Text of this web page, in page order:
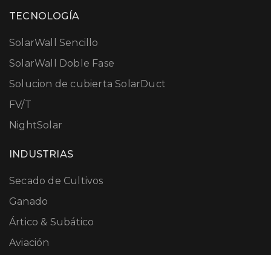
TECNOLOGÍA
SolarWall Sencillo
SolarWall Doble Fase
Solucion de cubierta SolarDuct
FV/T
NightSolar
INDUSTRIAS
Secado de Cultivos
Ganado
Ártico & Subático
Aviación